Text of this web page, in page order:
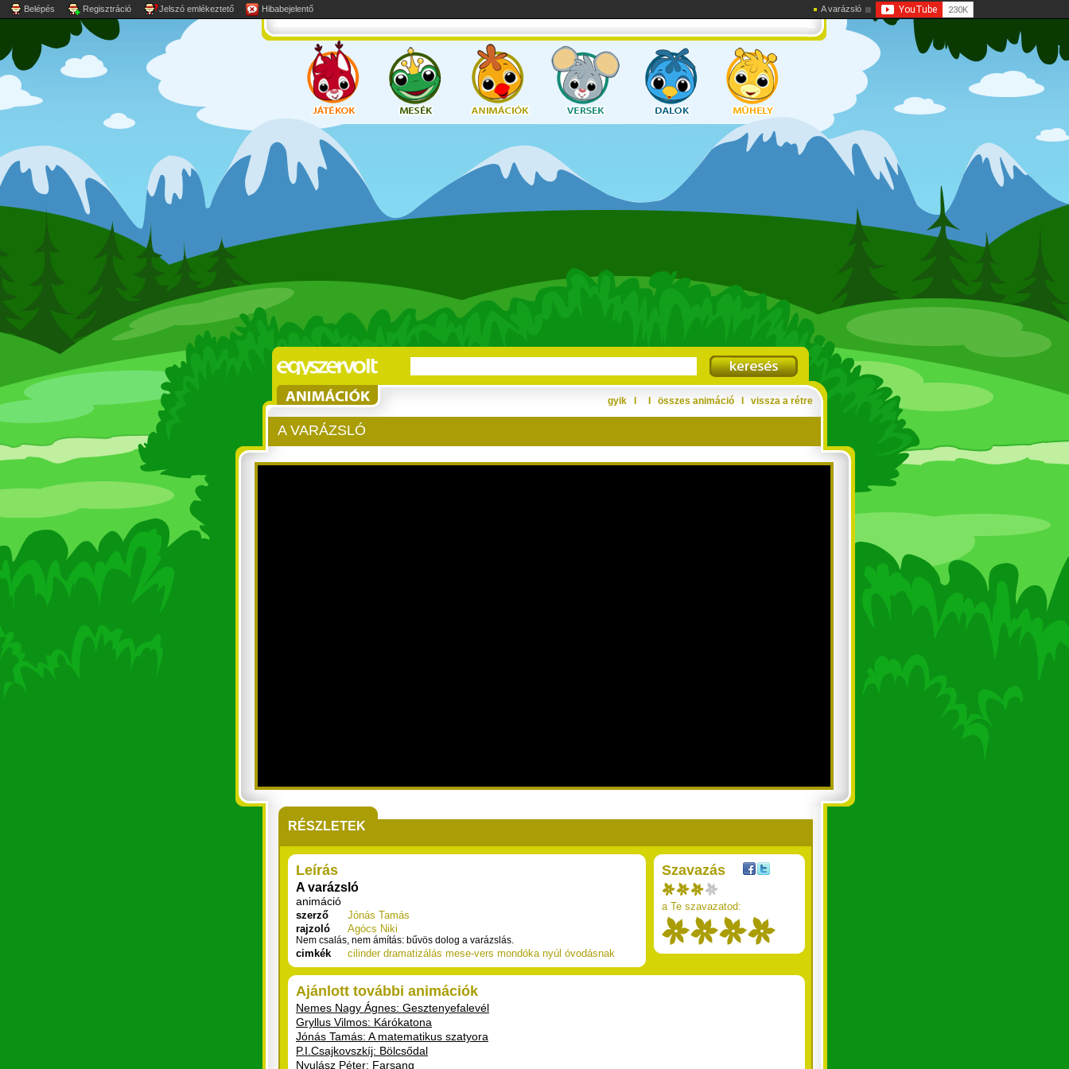
Belépés Regisztráció Jelszó emlékeztető Hibabejelentő A varázsló
gyik összes animáció vissza a rétre
A VARÁZSLÓ
RÉSZLETEK
Leírás
A varázsló
animáció
szerző
Jónás Tamás
rajzoló
Agócs Niki
Nem csalás, nem ámítás: bűvös dolog a varázslás.
cimkék cilinder dramatizálás mese-vers mondóka nyúl óvodásnak
Szavazás
a Te szavazatod:
Ajánlott további animációk
Nemes Nagy Ágnes: Gesztenyefalevél
Gryllus Vilmos: Kárókatona
Jónás Tamás: A matematikus szatyora
P.I.Csajkovszkíj: Bölcsődal
Nyulász Péter: Farsang